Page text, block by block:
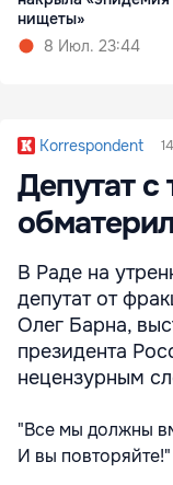
нищеты»
8 Июл. 23:44
Korrespondent
Депутат
В Раде на
депутат от
Олег Барна,
президента
нецензурным
"Все мы должны
И вы